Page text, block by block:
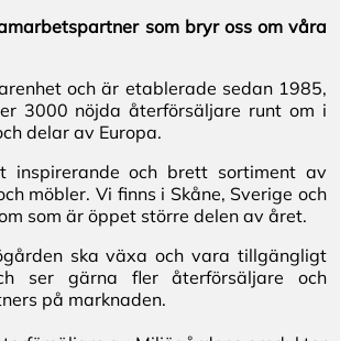
som bryr oss om våra
och är etablerade sedan 1985,
3000 nöjda återförsäljare runt om i
delar av Europa.
inspirerande och brett sortiment av
möbler. Vi finns i Skåne, Sverige och
som är öppet större delen av året.
ska växa och vara tillgängligt
ser gärna fler återförsäljare och
på marknaden.